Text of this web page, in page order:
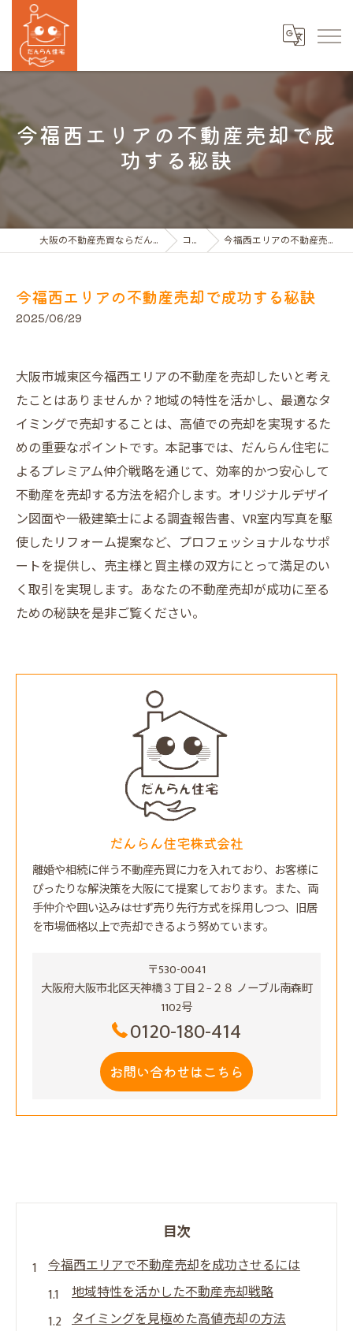
今福西エリアの不動産売却で成
功する秘訣
大阪の不動産売買ならだんらん住宅株式会社 コラム 今福西エリアの不動産売却で成功する秘訣
今福西エリアの不動産売却で成功する秘訣
2025/06/29
大阪市城東区今福西エリアの不動産を売却したいと考え
たことはありませんか？地域の特性を活かし、最適なタ
イミングで売却することは、高値での売却を実現するた
めの重要なポイントです。本記事では、だんらん住宅に
よるプレミアム仲介戦略を通じて、効率的かつ安心して
不動産を売却する方法を紹介します。オリジナルデザイ
ン図面や一級建築士による調査報告書、VR室内写真を駆
使したリフォーム提案など、プロフェッショナルなサポ
ートを提供し、売主様と買主様の双方にとって満足のい
く取引を実現します。あなたの不動産売却が成功に至る
ための秘訣を是非ご覧ください。
だんらん住宅株式会社
離婚や相続に伴う不動産売買に力を入れており、お客様に
ぴったりな解決策を大阪にて提案しております。また、両
手仲介や囲い込みはせず売り先行方式を採用しつつ、旧居
を市場価格以上で売却できるよう努めています。
〒530-0041
大阪府大阪市北区天神橋３丁目２−２８ ノーブル南森町
1102号
0120-180-414
お問い合わせはこちら
目次
今福西エリアで不動産売却を成功させるには
地域特性を活かした不動産売却戦略
タイミングを見極めた高値売却の方法